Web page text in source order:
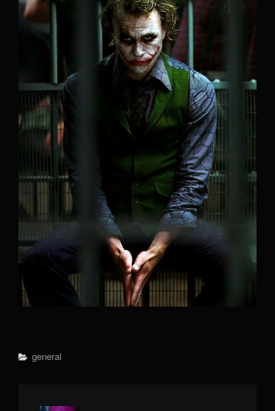
Categorías
General